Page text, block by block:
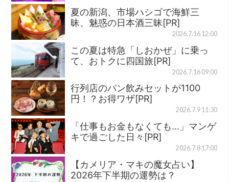
夏の新潟、市場ハシゴで海鮮三
昧、魅惑の日本酒三昧[PR]
2026.7.16 12:00
この夏は特急「しおかぜ」に乗っ
て、おトクに四国旅[PR]
2026.7.16 09:00
行列店のパン飲みセットが1100
円！？お得ワザ[PR]
2026.7.9 11:30
「仕事もお金もなくても…」マンゲ
キで過ごした日々[PR]
2026.7.8 17:00
【カメリア・マキの魔女占い】
2026年下半期の運勢は？